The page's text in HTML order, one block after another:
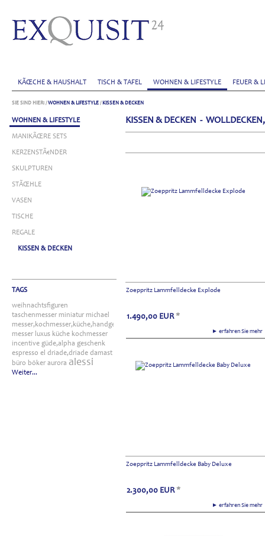
KÃŒCHE & HAUSHALT TISCH & TAFEL WOHNEN & LIFESTYLE FEUER &
SIE SIND HIER: /WOHNEN & LIFESTYLE / KISSEN & DECKEN
WOHNEN & LIFESTYLE
MANIKÃŒRE SETS
KERZENSTÃ€NDER
SKULPTUREN
STÃŒHLE
VASEN
TISCHE
REGALE
KISSEN & DECKEN
TAGS
weihnachtsfiguren
taschenmesser miniatur michael
messer,kochmesser,küche,handgefertigt
messer luxus küche kochmesser
incentive güde,alpha geschenk
espresso el driade,driade damast
büro böker aurora alessi
Weiter...
KISSEN & DECKEN -
Zoeppritz Lammfelldecke Explode
► erfahren Sie
1.490,00 EUR *
Zoeppritz Lammfelldecke Baby Deluxe
► erfahren Sie
2.300,00 EUR *